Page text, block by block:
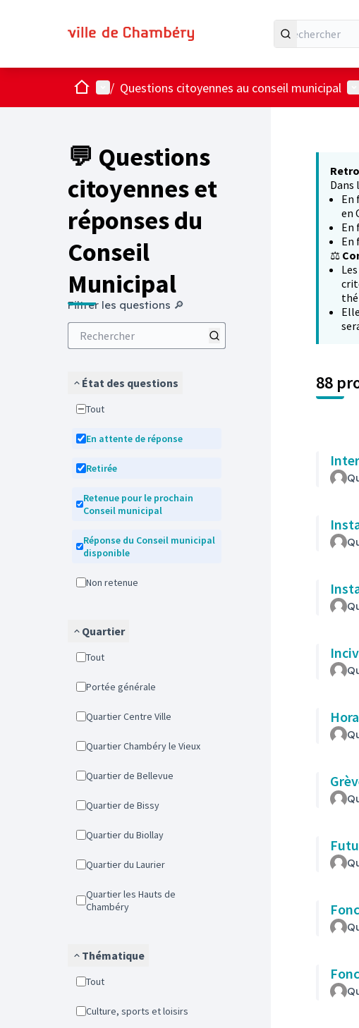
AccueilMenu principal
/ Questions citoyennes au conseil municipal
💬 Questions
citoyennes et
réponses du
Conseil
Municipal
Filtrer les questions 🔎
État des questions
Tout
En attente de réponse
Retirée
Retenue pour le prochain
Conseil municipal
Réponse du Conseil municipal
disponible
Non retenue
Quartier
Tout
Portée générale
Quartier Centre Ville
Quartier Chambéry le Vieux
Quartier de Bellevue
Quartier de Bissy
Quartier du Biollay
Quartier du Laurier
Quartier les Hauts de
Chambéry
Thématique
Tout
Culture, sports et loisirs
Dans
En
en
En
En
⚖️
88